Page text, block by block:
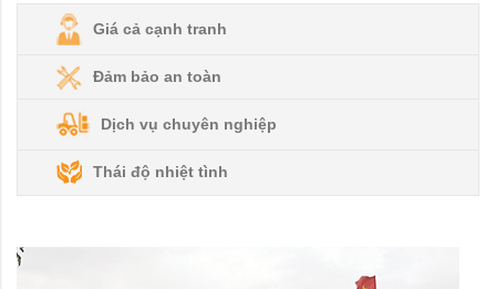
Giá cả cạnh tranh
Đảm bảo an toàn
Dịch vụ chuyên nghiệp
Thái độ nhiệt tình